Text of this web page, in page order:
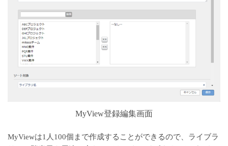
MyView登録編集画面
MyViewは1人100個まで作成することができるので、ライブラ